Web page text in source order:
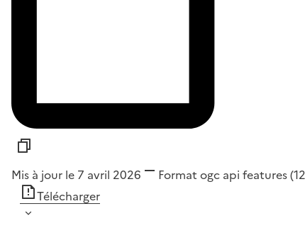
Mis à jour le 7 avril 2026 Format ogc api features
Télécharger